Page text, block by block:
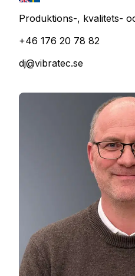
Produktions-, kvalitets-
+46 176 20 78 82
dj@vibratec.se